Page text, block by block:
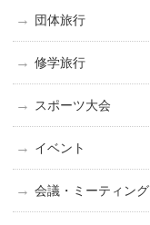
団体旅行
修学旅行
スポーツ大会
イベント
会議・ミーティング